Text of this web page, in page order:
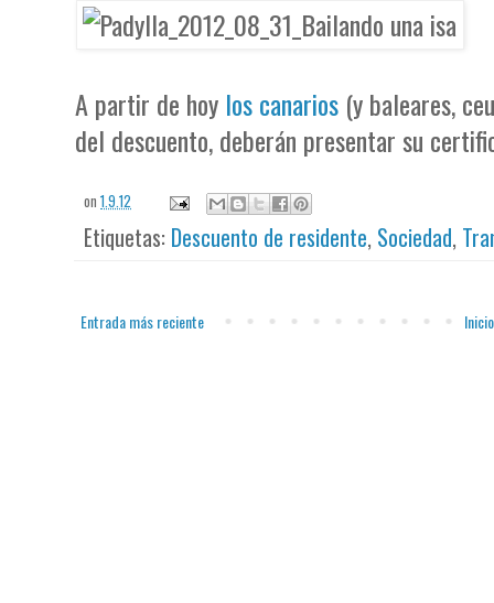
A partir de hoy los canarios (y baleares,
del descuento, deberán presentar su
on1.9.12
Etiquetas: Descuento de residente, Sociedad,
Entrada más reciente Inicio